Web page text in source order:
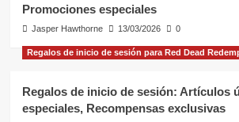
Promociones especiales
Jasper Hawthorne 13/03/2026 0
Regalos de inicio de sesión para Red Dead
Regalos de inicio de sesión: Artículos
especiales, Recompensas exclusivas